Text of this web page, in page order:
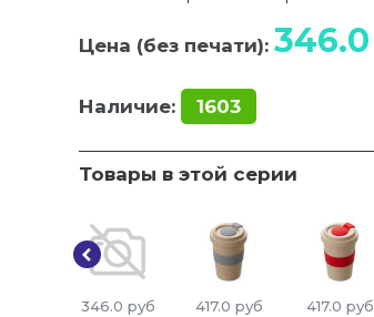
Цена (без печати): 346.0
Наличие: 1603
Товары в этой серии
346.0 руб 417.0 руб 417.0 руб